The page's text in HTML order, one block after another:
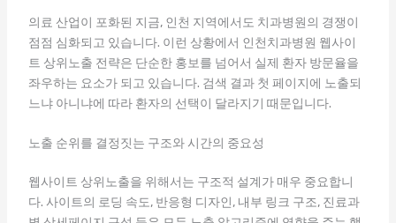
의료 산업이 포화된 지금, 인천 지역에서도 치과병원의 경쟁이
점점 심화되고 있습니다. 이런 상황에서 인천치과병원 웹사이
트 상위노출 전략은 단순한 홍보를 넘어서 실제 환자 방문율을
좌우하는 요소가 되고 있습니다. 검색 결과 첫 페이지에 노출되
느냐 아니냐에 따라 환자의 선택이 달라지기 때문입니다.
노출 순위를 결정짓는 구조와 시간의 중요성
웹사이트 상위노출을 위해서는 구조적 설계가 매우 중요합니
다. 사이트의 로딩 속도, 반응형 디자인, 내부 링크 구조, 진료과